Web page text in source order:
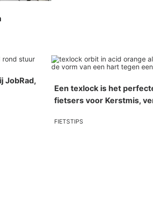
JobRad,
Een texlock is het
fietsers voor Kerstmis,
FIETSTIPS